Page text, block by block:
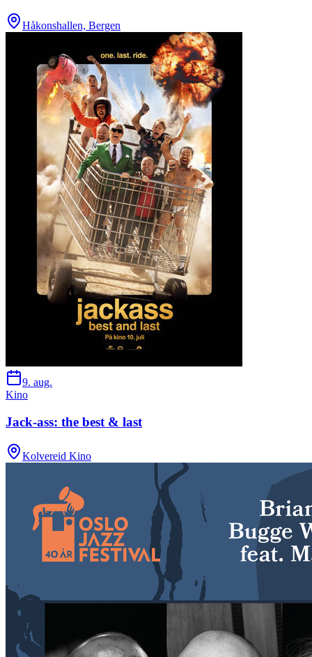
Håkonshallen, Bergen
9. aug.
Kino
Jack-ass: the best & last
Kolvereid Kino